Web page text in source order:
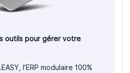
outils pour gérer votre
l’ERP modulaire 100%